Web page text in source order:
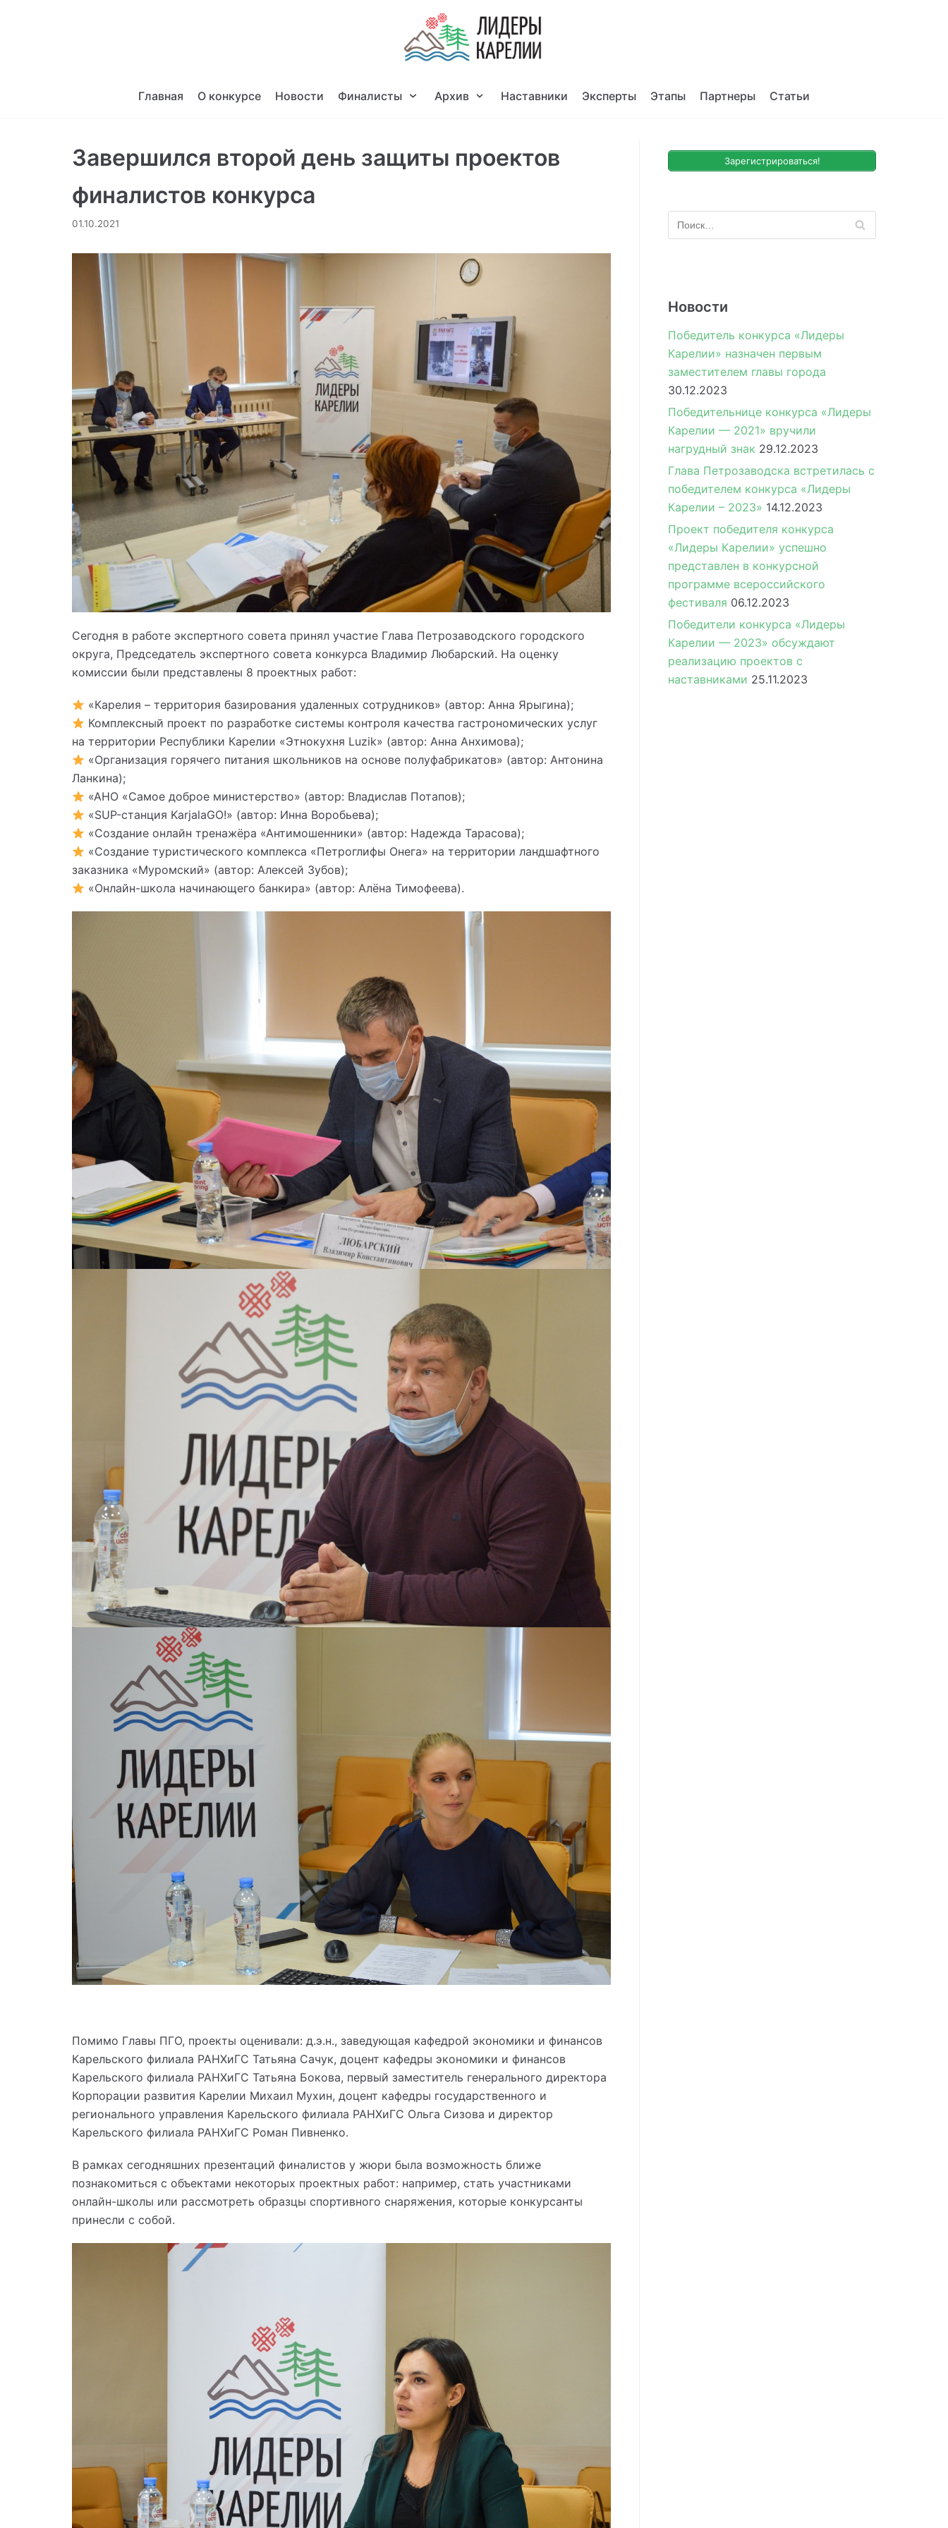
Главная О конкурсе Новости Финалисты Архив Наставники Эксперты Этапы Партнеры Статьи
Завершился второй день защиты проектов
финалистов конкурса
01.10.2021
Сегодня в работе экспертного совета принял участие Глава Петрозаводского городского
округа, Председатель экспертного совета конкурса Владимир Любарский. На оценку
комиссии были представлены 8 проектных работ:
«Карелия – территория базирования удаленных сотрудников» (автор: Анна Ярыгина);
Комплексный проект по разработке системы контроля качества гастрономических услуг
на территории Республики Карелии «Этнокухня Luzik» (автор: Анна Анхимова);
«Организация горячего питания школьников на основе полуфабрикатов» (автор: Антонина
Ланкина);
«АНО «Самое доброе министерство» (автор: Владислав Потапов);
«SUP-станция KarjalaGO!» (автор: Инна Воробьева);
«Создание онлайн тренажёра «Антимошенники» (автор: Надежда Тарасова);
«Создание туристического комплекса «Петроглифы Онега» на территории ландшафтного
заказника «Муромский» (автор: Алексей Зубов);
«Онлайн-школа начинающего банкира» (автор: Алёна Тимофеева).
Помимо Главы ПГО, проекты оценивали: д.э.н., заведующая кафедрой экономики и финансов
Карельского филиала РАНХиГС Татьяна Сачук, доцент кафедры экономики и финансов
Карельского филиала РАНХиГС Татьяна Бокова, первый заместитель генерального директора
Корпорации развития Карелии Михаил Мухин, доцент кафедры государственного и
регионального управления Карельского филиала РАНХиГС Ольга Сизова и директор
Карельского филиала РАНХиГС Роман Пивненко.
В рамках сегодняшних презентаций финалистов у жюри была возможность ближе
познакомиться с объектами некоторых проектных работ: например, стать участниками
онлайн-школы или рассмотреть образцы спортивного снаряжения, которые конкурсанты
принесли с собой.
Зарегистрироваться!
Новости
Победитель конкурса «Лидеры
Карелии» назначен первым
заместителем главы города
30.12.2023
Победительнице конкурса «Лидеры
Карелии — 2021» вручили
нагрудный знак 29.12.2023
Глава Петрозаводска встретилась с
победителем конкурса «Лидеры
Карелии – 2023» 14.12.2023
Проект победителя конкурса
«Лидеры Карелии» успешно
представлен в конкурсной
программе всероссийского
фестиваля 06.12.2023
Победители конкурса «Лидеры
Карелии — 2023» обсуждают
реализацию проектов с
наставниками 25.11.2023